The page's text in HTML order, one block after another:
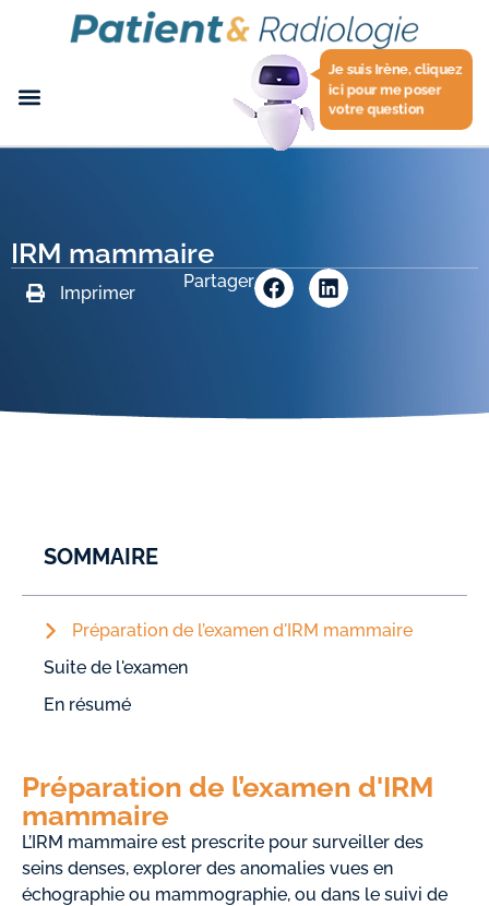
Je suis Irène, cliquez
ici pour me poser
votre question
IRM mammaire
Imprimer
Partager
SOMMAIRE
Préparation de l’examen d'IRM mammaire
Suite de l'examen
En résumé
Préparation de l’examen d'IRM
mammaire
L’IRM mammaire est prescrite pour surveiller des
seins denses, explorer des anomalies vues en
échographie ou mammographie, ou dans le suivi de